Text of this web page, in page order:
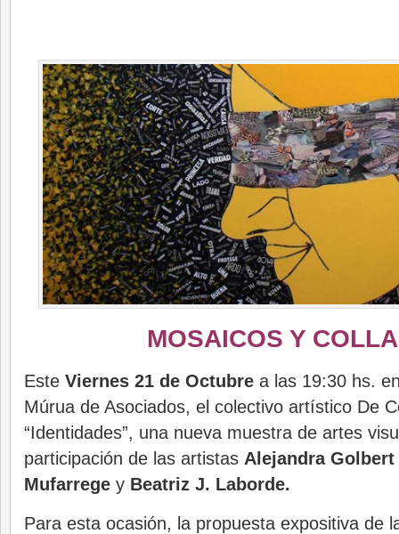
MOSAICOS Y
Este Viernes 21 de Octubre a las 19:30 hs.
Múrua de Asociados, el colectivo artístico De
“Identidades”, una nueva muestra de artes
participación de las artistas Alejandra
Mufarrege y Beatriz J. Laborde.
Para esta ocasión, la propuesta expositiva de